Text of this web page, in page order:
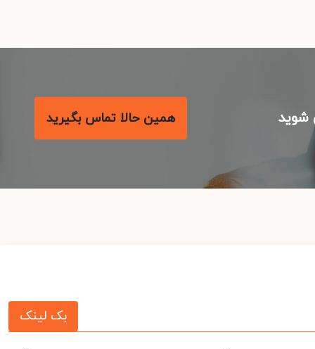
همین حالا تماس بگیرید
بک لینک